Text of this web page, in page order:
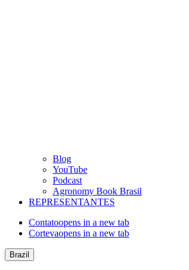
Blog
YouTube
Podcast
Agronomy Book Brasil
REPRESENTANTES
Contatoopens in a new tab
Cortevaopens in a new tab
Brazil